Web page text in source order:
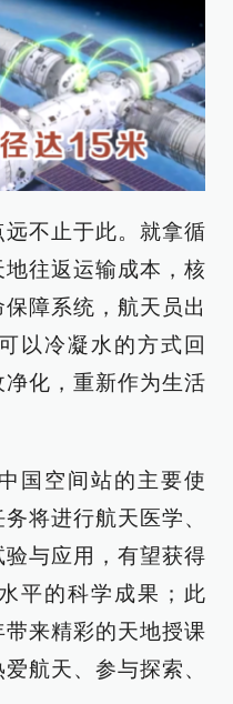
不止于此。就拿循
往返运输成本，核
障系统，航天员出
以冷凝水的方式回
化，重新作为生活
国空间站的主要使
将进行航天医学、
与应用，有望获得
平的科学成果；此
来精彩的天地授课
航天、参与探索、